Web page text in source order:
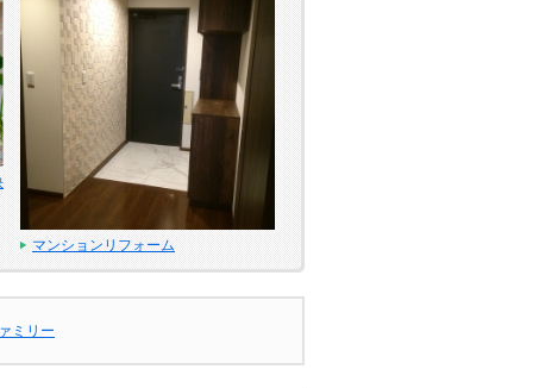
マンションリフォーム
ミリー